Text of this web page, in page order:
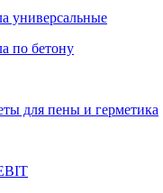
универсальные
по бетону
для пены и герметика